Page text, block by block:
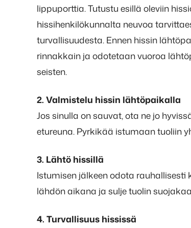
lippuporttia. Tutustu esillä oleviin
hissihenkilökunnalta neuvoa
turvallisuudesta. Ennen hissin
rinnakkain ja odotetaan vuoroa
seisten.
2. Valmistelu hissin lähtöpaikalla
Jos sinulla on sauvat, ota ne jo
etureuna. Pyrkikää istumaan tuoliin
3. Lähtö hissillä
Istumisen jälkeen odota rauhallisesti
lähdön aikana ja sulje tuolin
4. Turvallisuus hississä